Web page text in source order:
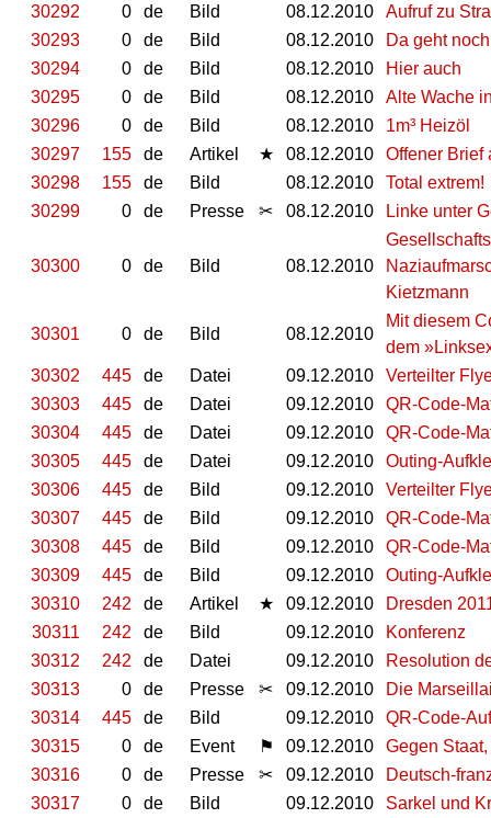
30292
0 de Bild 08.12.2010
Aufruf zu
30293
0 de Bild 08.12.2010
Da geht
30294
0 de Bild 08.12.2010
Hier auch
30295
0 de Bild 08.12.2010
Alte Wache
30296
0 de Bild 08.12.2010
1m³ Heizöl
30297
155 de Artikel ★ 08.12.2010
Offener Brief
30298
155 de Bild 08.12.2010
Total extrem!
30299
0 de Presse ✂ 08.12.2010 Linke unter
30300 0 de Bild 08.12.2010
Kietzmann
30301 0 de Bild 08.12.2010
Mit diesem
dem
30302
445 de Datei 09.12.2010
Verteilter
30303
445 de Datei 09.12.2010
QR-Code-
30304
445 de Datei 09.12.2010
QR-Code-
30305
445 de Datei 09.12.2010
Outing-
30306
445 de Bild 09.12.2010
Verteilter
30307
445 de Bild 09.12.2010
QR-Code-
30308
445 de Bild 09.12.2010
QR-Code-
30309
445 de Bild 09.12.2010
Outing-
30310
242 de Artikel ★ 09.12.2010
Dresden
30311
242 de Bild 09.12.2010
Konferenz
30312
242 de Datei 09.12.2010
Re­so­lu­ti­on
30313
0 de Presse ✂ 09.12.2010
Die
30314
445 de Bild 09.12.2010
QR-Code-
30315
0 de Event ⚑ 09.12.2010
Gegen
30316
0 de Presse ✂ 09.12.2010
Deutsch-
30317
0 de Bild 09.12.2010 Sarkel und